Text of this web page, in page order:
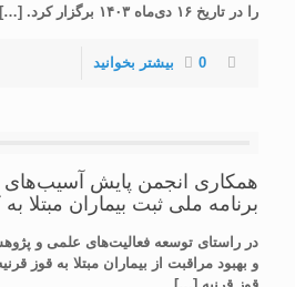
را در تاریخ ۱۶ دی‌ماه ۱۴۰۳ برگزار کرد.
[…]
0 بیشتر بخوانید
همکاری انجمن پایش آسیب‌های
برنامه ملی ثبت بیماران مبتلا
در راستای توسعه فعالیت‌های علمی و
و بهبود مراقبت از بیماران مبتلا به قوز